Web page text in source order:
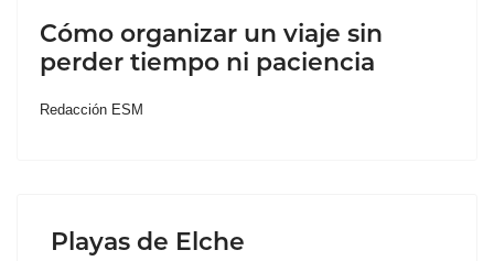
Cómo organizar un viaje sin
perder tiempo ni paciencia
Redacción ESM
Playas de Elche